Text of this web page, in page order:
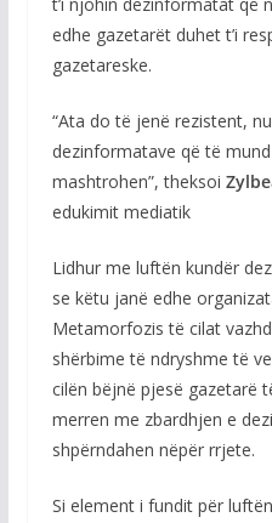
edhe gazetarët duhet t’i
gazetareske.
“Ata do të jenë rezistent,
dezinformatave që të
mashtrohen”, theksoi
edukimit mediatik
Lidhur me luftën kundër
se këtu janë edhe
Metamorfozis të cilat
shërbime të ndryshme të
cilën bëjnë pjesë gazetarë
merren me zbardhjen e
shpërndahen nëpër rrjete.
Si element i fundit për